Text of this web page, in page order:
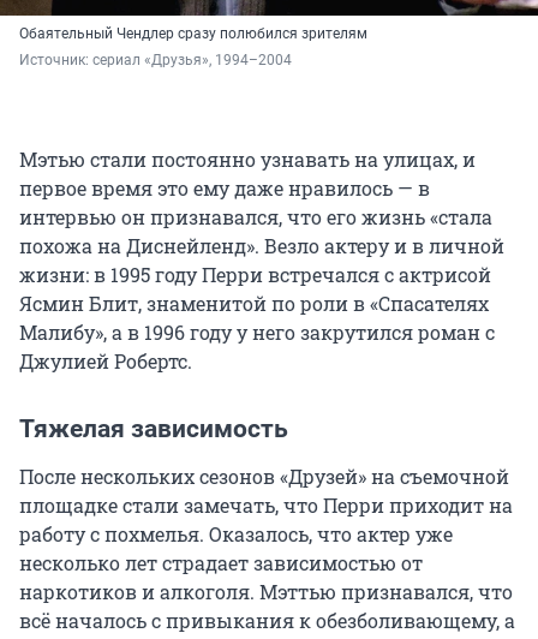
Обаятельный Чендлер сразу полюбился зрителям
Источник: сериал «Друзья», 1994–2004
Мэтью стали постоянно узнавать на улицах, и
первое время это ему даже нравилось — в
интервью он признавался, что его жизнь «стала
похожа на Диснейленд». Везло актеру и в личной
жизни: в 1995 году Перри встречался с актрисой
Ясмин Блит, знаменитой по роли в «Спасателях
Малибу», а в 1996 году у него закрутился роман с
Джулией Робертс.
Тяжелая зависимость
После нескольких сезонов «Друзей» на съемочной
площадке стали замечать, что Перри приходит на
работу с похмелья. Оказалось, что актер уже
несколько лет страдает зависимостью от
наркотиков и алкоголя. Мэттью признавался, что
всё началось с привыкания к обезболивающему, а